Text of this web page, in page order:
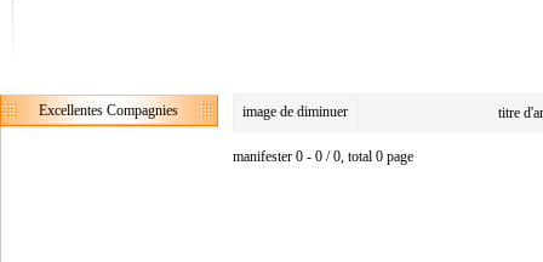
Excellentes Compagnies image de diminuer titre
manifester 0 - 0 / 0, total 0 page